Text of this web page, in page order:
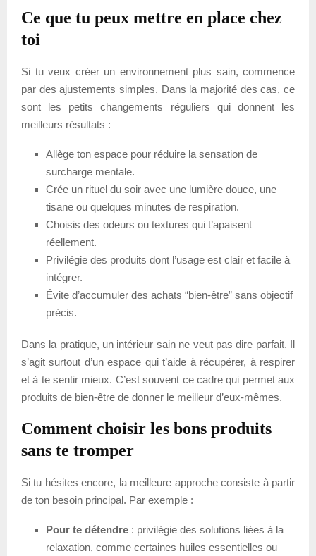
Ce que tu peux mettre en place chez
toi
Si tu veux créer un environnement plus sain, commence
par des ajustements simples. Dans la majorité des cas, ce
sont les petits changements réguliers qui donnent les
meilleurs résultats :
Allège ton espace pour réduire la sensation de
surcharge mentale.
Crée un rituel du soir avec une lumière douce, une
tisane ou quelques minutes de respiration.
Choisis des odeurs ou textures qui t’apaisent
réellement.
Privilégie des produits dont l’usage est clair et facile à
intégrer.
Évite d’accumuler des achats “bien-être” sans objectif
précis.
Dans la pratique, un intérieur sain ne veut pas dire parfait. Il
s’agit surtout d’un espace qui t’aide à récupérer, à respirer
et à te sentir mieux. C’est souvent ce cadre qui permet aux
produits de bien-être de donner le meilleur d’eux-mêmes.
Comment choisir les bons produits
sans te tromper
Si tu hésites encore, la meilleure approche consiste à partir
de ton besoin principal. Par exemple :
Pour te détendre : privilégie des solutions liées à la
relaxation, comme certaines huiles essentielles ou